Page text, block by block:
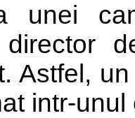
unei
director
Astfel,
intr-